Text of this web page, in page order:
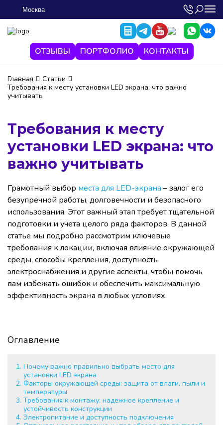
Москва
ОТЗЫВЫ ПОРТФОЛИО КОНТАКТЫ
Главная
Статьи
Требования к месту установки LED экрана: что важно
учитывать
Требования к месту
установки LED экрана: что
важно учитывать
Грамотный выбор места для LED-экрана – залог его
безупречной работы, долговечности и безопасного
использования. Этот важный этап требует тщательной
подготовки и учета целого ряда факторов. В данной
статье мы подробно рассмотрим ключевые
требования к локации, включая влияние окружающей
среды, способы крепления, доступность
электроснабжения и другие аспекты, чтобы помочь
вам избежать ошибок и обеспечить максимальную
эффективность экрана в любых условиях.
Оглавление
Почему важно правильно выбрать место для
установки LED экрана
Факторы окружающей среды: защита от влаги, пыли и
температуры
Требования к монтажу: надежное крепление и
устойчивость конструкции
Электропитание и доступность подключения